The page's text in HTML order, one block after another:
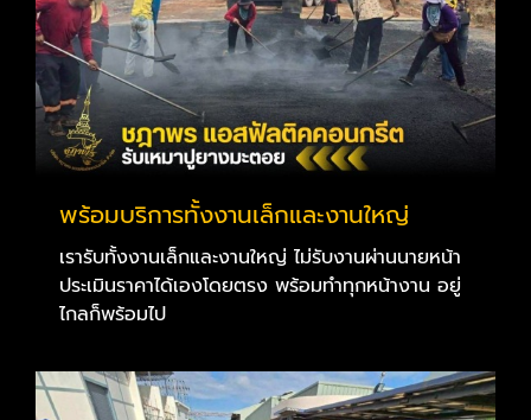
พร้อมบริการทั้งงานเล็กและงานใหญ่
เรารับทั้งงานเล็กและงานใหญ่ ไม่รับงานผ่านนายหน้า
ประเมินราคาได้เองโดยตรง พร้อมทำทุกหน้างาน อยู่
ไกลก็พร้อมไป